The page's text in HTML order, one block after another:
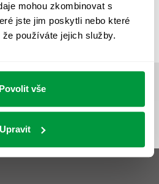
mohou zkombinovat s
jste jim poskytli nebo které
používáte jejich služby.
Povolit vše
Upravit